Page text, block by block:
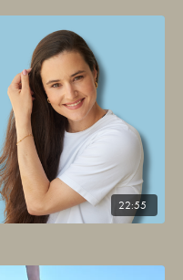
22:55